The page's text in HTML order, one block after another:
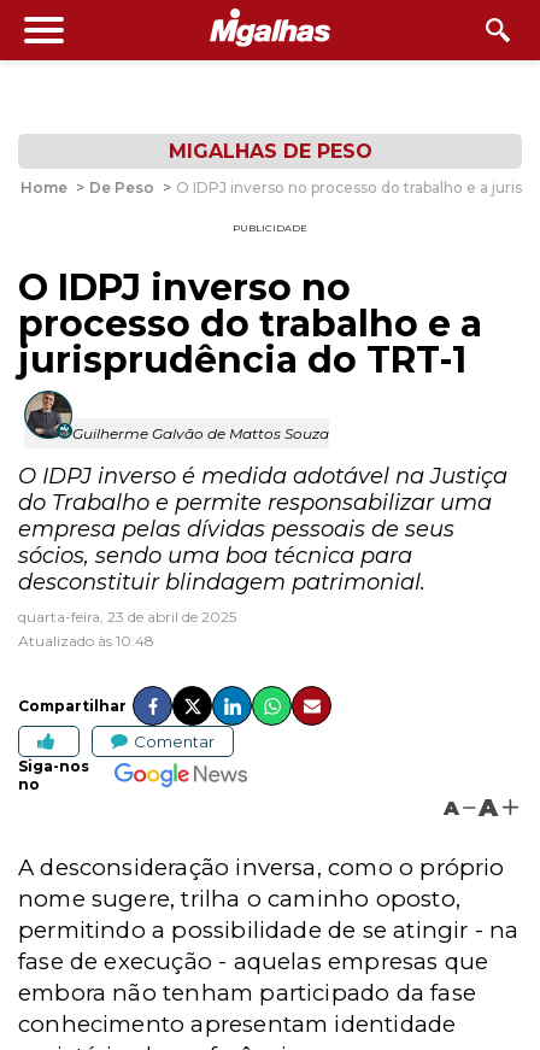
MIGALHAS DE PESO
Home > De Peso > O IDPJ inverso no processo do trabalho e a
PUBLICIDADE
O IDPJ inverso no
processo do trabalho e a
jurisprudência do TRT-1
Guilherme Galvão de Mattos Souza
O IDPJ inverso é medida adotável na Justiça
do Trabalho e permite responsabilizar uma
empresa pelas dívidas pessoais de seus
sócios, sendo uma boa técnica para
desconstituir blindagem patrimonial.
quarta-feira, 23 de abril de 2025
Atualizado às 10:48
Compartilhar
Comentar
Siga-nos
no
A A
A desconsideração inversa, como o próprio
nome sugere, trilha o caminho oposto,
permitindo a possibilidade de se atingir - na
fase de execução - aquelas empresas que
embora não tenham participado da fase
conhecimento apresentam identidade